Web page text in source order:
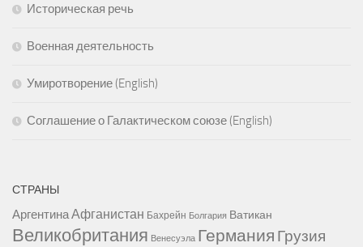
Историческая речь
Военная деятельность
Умиротворение (English)
Соглашение о Галактическом союзе (English)
СТРАНЫ
АргентинаАфганистан Бахрейн Болгария Ватикан
Великобритания Венесуэла Германия Грузия